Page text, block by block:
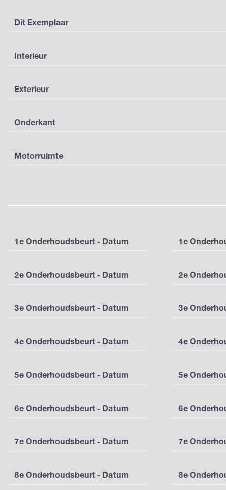
Dit Exemplaar
Interieur
Exterieur
Onderkant
Motorruimte
1e Onderhoudsbeurt - Datum 1e
2e Onderhoudsbeurt - Datum 2e
3e Onderhoudsbeurt - Datum 3e
4e Onderhoudsbeurt - Datum 4e
5e Onderhoudsbeurt - Datum 5e
6e Onderhoudsbeurt - Datum 6e
7e Onderhoudsbeurt - Datum 7e
8e Onderhoudsbeurt - Datum 8e